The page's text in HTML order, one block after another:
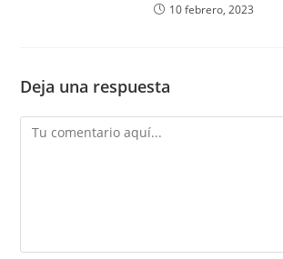
10 febrero, 2023
Deja una respuesta